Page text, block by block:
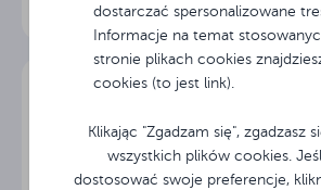
dostarczać spersonalizowane
Informacje na temat
stronie plikach cookies
cookies (to jest link).
Klikając "Zgadzam się", zgadzasz
wszystkich plików cookies.
dostosować swoje preferencje,